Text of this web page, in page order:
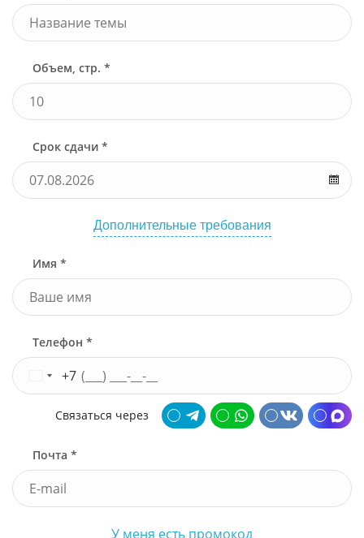
Объем, стр. *
Срок сдачи *
Дополнительные требования
Имя *
Телефон *
+7
Связаться через
Почта *
У меня есть промокод